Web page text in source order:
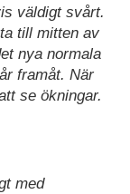
väldigt svårt.
till mitten av
nya normala
framåt. När
se ökningar.
med